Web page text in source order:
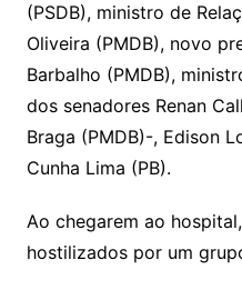
(PSDB), ministro de
Oliveira (PMDB), novo
Barbalho (PMDB),
dos senadores Renan
Braga (PMDB)-, Edison
Cunha Lima (PB).
Ao chegarem ao
hostilizados por um